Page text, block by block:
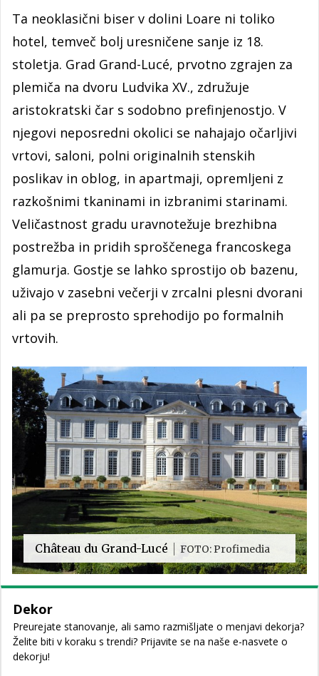
Ta neoklasični biser v dolini Loare ni toliko
hotel, temveč bolj uresničene sanje iz 18.
stoletja. Grad Grand-Lucé, prvotno zgrajen za
plemiča na dvoru Ludvika XV., združuje
aristokratski čar s sodobno prefinjenostjo. V
njegovi neposredni okolici se nahajajo očarljivi
vrtovi, saloni, polni originalnih stenskih
poslikav in oblog, in apartmaji, opremljeni z
razkošnimi tkaninami in izbranimi starinami.
Veličastnost gradu uravnotežuje brezhibna
postrežba in pridih sproščenega francoskega
glamurja. Gostje se lahko sprostijo ob bazenu,
uživajo v zasebni večerji v zrcalni plesni dvorani
ali pa se preprosto sprehodijo po formalnih
vrtovih.
Château du Grand-Lucé FOTO: Profimedia
Dekor
Preurejate stanovanje, ali samo razmišljate o menjavi dekorja?
Želite biti v koraku s trendi? Prijavite se na naše e-nasvete o
dekorju!